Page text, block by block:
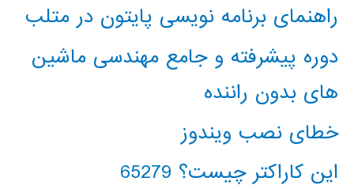
راهنمای برنامه نویسی پایتون در متلب
دوره پیشرفته و جامع مهندسی ماشین
های بدون راننده
خطای نصب ویندوز
این کاراکتر چیست؟ 65279